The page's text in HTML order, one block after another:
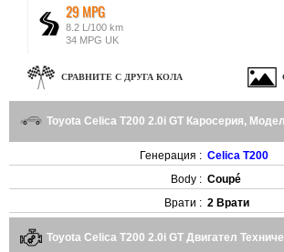
29 MPG
8.2 L/100 km
34 MPG UK
СРАВНИТЕ С ДРУГА КОЛА
Toyota Celica T200 2.0i GT Каросерия,
Генерация : Celica T200
Body : Coupé
Врати : 2 Врати
Toyota Celica T200 2.0i GT Двигател